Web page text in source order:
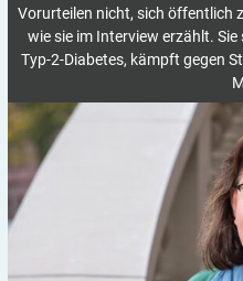
Vorurteilen nicht, sich öffentlich
wie sie im Interview erzählt.
Typ-2-Diabetes, kämpft gegen